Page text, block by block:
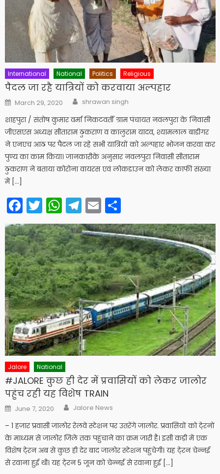
International National Politics Religious
पैदल जा रहै यात्रियों को करवाया अल्पहार
Posted
on
March 29, 2020 Author
shrawan singh
शाहपुरा / संतोष कुमार वर्मा निकटवर्ती ग्राम पंचायत नवलपुरा के निवासी
जीएसएस अध्यक्ष सीताराम ठुकराण व कालुराम यादव, श्यामलाल बाडीगर
ने एनएच आठ पर पैदल जा रहे सभी यात्रियों को अल्पहार भोजन करवा कर
पुण्य का काम किया। जानकारीके अनुसार नवलपुरा निवासी सीताराम
ठुकराण ने बताया कोरोना वायरस एवं लोकडाउन को लेकर काफी संख्या
में […]
Facebook
Twitter
WhatsApp
Telegram
Email
Jalore National
#JALORE कुछ ही देर में प्रवासियों को लेकर जालोर
पहुंच रही यह विशेष TRAIN
Posted
on
June 7, 2020 Author
Jalore News
– 1 हजार प्रवासी जालोर रेलवे स्टेशन पर उतरेंगे जालोर. प्रवासियों को टे्रनों
के माध्यम से जालोर जिले तक पहुंचाने का क्रम जारी है। इसी कड़ी में एक
विशेष टे्रन अब से कुछ ही देर बाद जालोर स्टेशन पहुंचेगी। यह टे्रन चेन्नई
से रवाना हुई थी। यह टे्रन 5 जून को चेन्नई से रवाना हुई […]